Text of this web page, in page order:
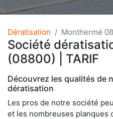
Dératisation Monthermé
Société
(08800) | TARIF
Découvrez les qualités de
dératisation
Les pros de notre société
et les nombreuses planques